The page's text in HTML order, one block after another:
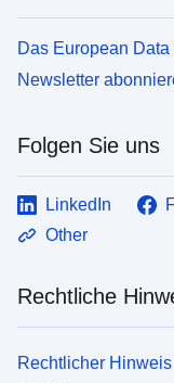
Das European
Newsletter
Folgen Sie uns
LinkedIn
Other
Rechtliche
Rechtlicher Hinweis